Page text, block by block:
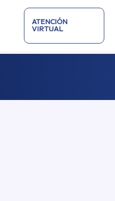
ATENCIÓN
VIRTUAL